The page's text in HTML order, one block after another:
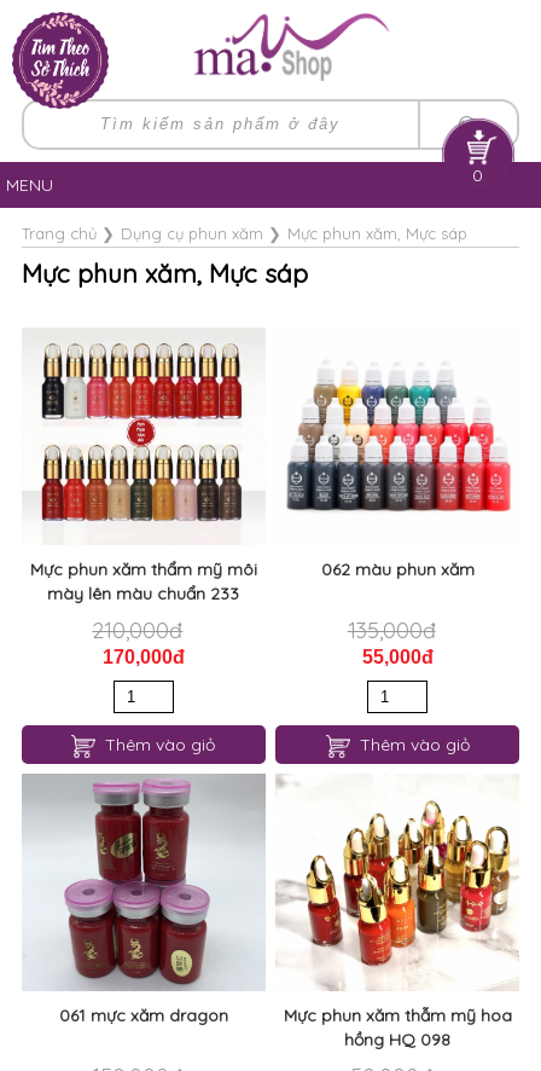
0
MENU
Trang chủ❯ Dụng cụ phun xăm ❯ Mực phun xăm, Mực sáp
Mực phun xăm, Mực sáp
Mực phun xăm thẩm mỹ môi
mày lên màu chuẩn 233
210,000đ
170,000đ
Thêm vào giỏ
062 màu phun xăm
135,000đ
55,000đ
Thêm vào giỏ
061 mực xăm dragon
Mực phun xăm thẫm mỹ hoa
hồng HQ 098